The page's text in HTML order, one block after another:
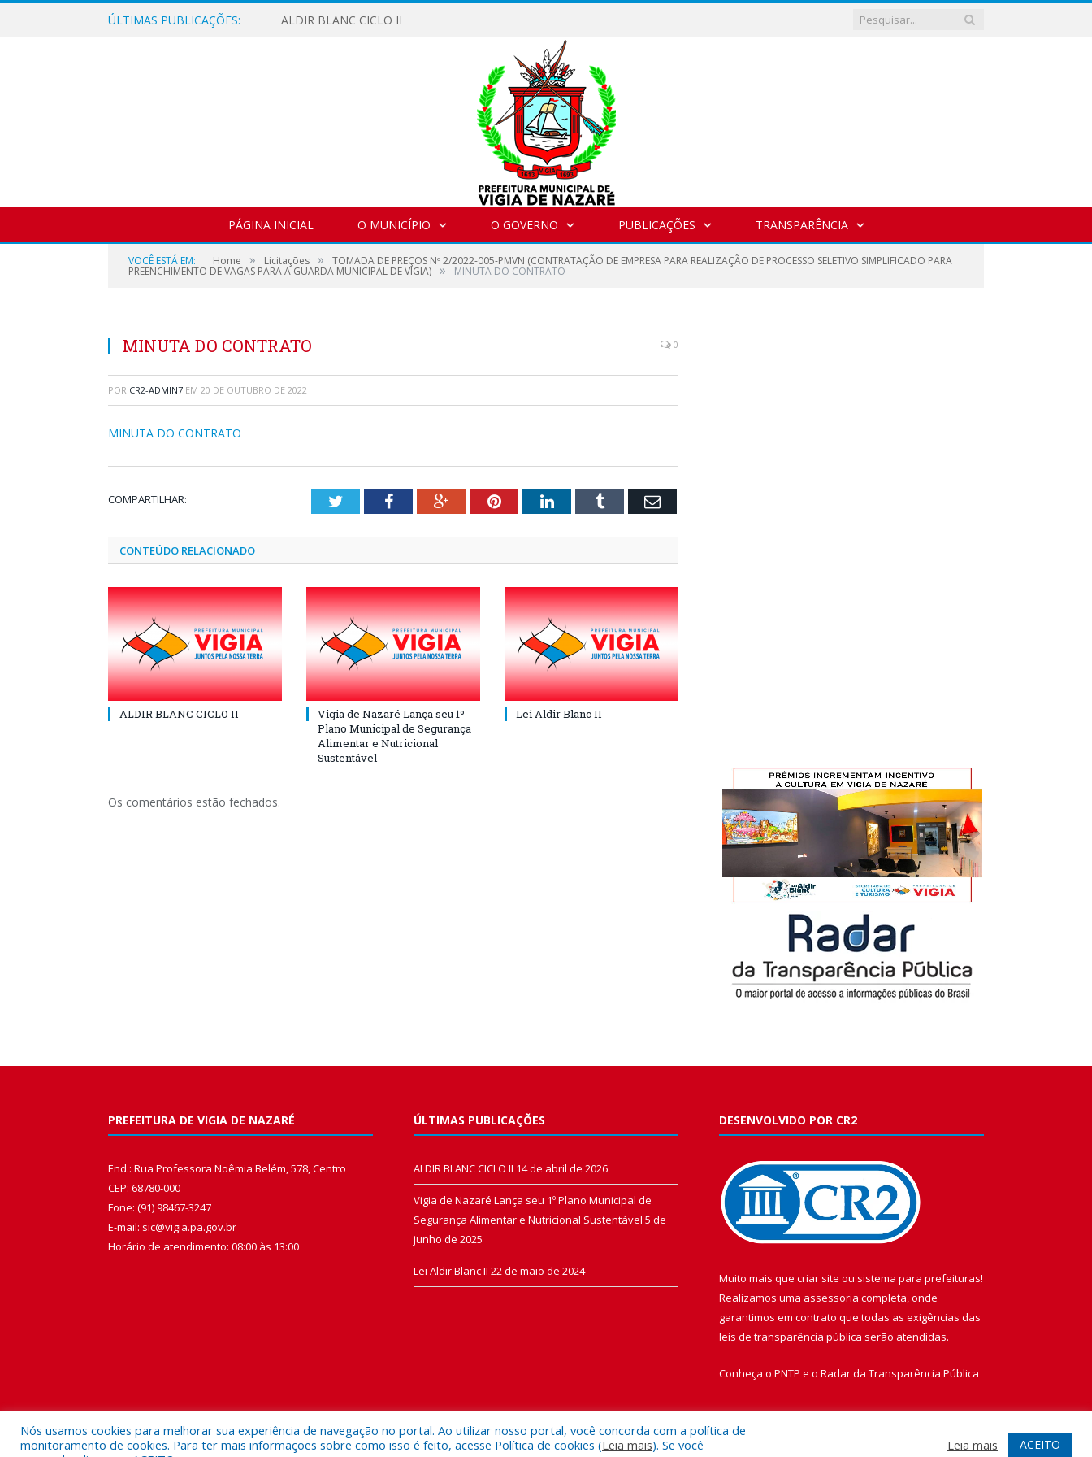
ÚLTIMAS PUBLICAÇÕES: ALDIR BLANC CICLO II
PÁGINA INICIAL O MUNICÍPIO O GOVERNO PUBLICAÇÕES TRANSPARÊNCIA
VOCÊ ESTÁ EM: Home » Licitações » TOMADA DE PREÇOS Nº 2/2022-005-PMVN (CONTRATAÇÃO DE EMPRESA PARA REALIZAÇÃO DE PROCESSO SELETIVO SIMPLIFICADO PARA
PREENCHIMENTO DE VAGAS PARA A GUARDA MUNICIPAL DE VIGIA) » MINUTA DO CONTRATO
MINUTA DO CONTRATO 0
POR CR2-ADMIN7 EM 20 DE OUTUBRO DE 2022
MINUTA DO CONTRATO
COMPARTILHAR: TwitterFacebookGoogle+PinterestLinkedInTumblr Email
CONTEÚDO RELACIONADO
ALDIR BLANC CICLO II
Vigia de Nazaré Lança seu 1º
Plano Municipal de Segurança
Alimentar e Nutricional
Sustentável
Lei Aldir Blanc II
Os comentários estão fechados.
PREFEITURA DE VIGIA DE NAZARÉ
End.: Rua Professora Noêmia Belém, 578, Centro
CEP: 68780-000
Fone: (91) 98467-3247
E-mail: sic@vigia.pa.gov.br
Horário de atendimento: 08:00 às 13:00
ÚLTIMAS PUBLICAÇÕES
ALDIR BLANC CICLO II 14 de abril de 2026
Vigia de Nazaré Lança seu 1º Plano Municipal de
Segurança Alimentar e Nutricional Sustentável 5 de
junho de 2025
Lei Aldir Blanc II 22 de maio de 2024
DESENVOLVIDO POR CR2
Muito mais que criar site ou sistema para prefeituras!
Realizamos uma assessoria completa, onde
garantimos em contrato que todas as exigências das
leis de transparência pública serão atendidas.
Conheça o PNTP e o Radar da Transparência Pública
Nós usamos cookies para melhorar sua experiência de navegação no portal. Ao utilizar nosso portal, você concorda com a política de
monitoramento de cookies. Para ter mais informações sobre como isso é feito, acesse Política de cookies (Leia mais). Se você
Leia mais ACEITO